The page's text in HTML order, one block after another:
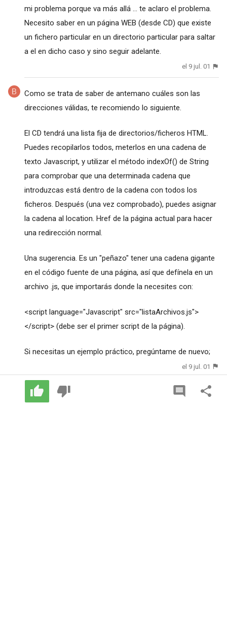
mi problema porque va más allá ... te aclaro el problema.
Necesito saber en un página WEB (desde CD) que existe
un fichero particular en un directorio particular para saltar
a el en dicho caso y sino seguir adelante.
el 9 jul. 01
Como se trata de saber de antemano cuáles son las
direcciones válidas, te recomiendo lo siguiente.
El CD tendrá una lista fija de directorios/ficheros HTML.
Puedes recopilarlos todos, meterlos en una cadena de
texto Javascript, y utilizar el método indexOf() de String
para comprobar que una determinada cadena que
introduzcas está dentro de la cadena con todos los
ficheros. Después (una vez comprobado), puedes asignar
la cadena al location. Href de la página actual para hacer
una redirección normal.
Una sugerencia. Es un "peñazo" tener una cadena gigante
en el código fuente de una página, así que defínela en un
archivo .js, que importarás donde la necesites con:
<script language="Javascript" src="listaArchivos.js">
</script> (debe ser el primer script de la página).
Si necesitas un ejemplo práctico, pregúntame de nuevo;
el 9 jul. 01